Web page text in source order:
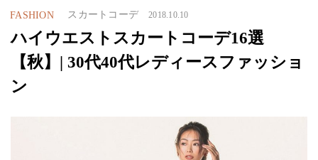
FASHION スカートコーデ 2018.10.10
ハイウエストスカートコーデ16選
【秋】| 30代40代レディースファッショ
ン